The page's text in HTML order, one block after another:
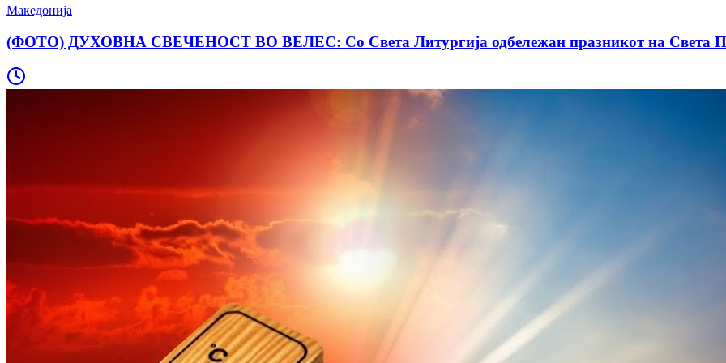
Македонија
(ФОТО) ДУХОВНА СВЕЧЕНОСТ ВО ВЕЛЕС: Со Света Литургија одбележан празникот на Света